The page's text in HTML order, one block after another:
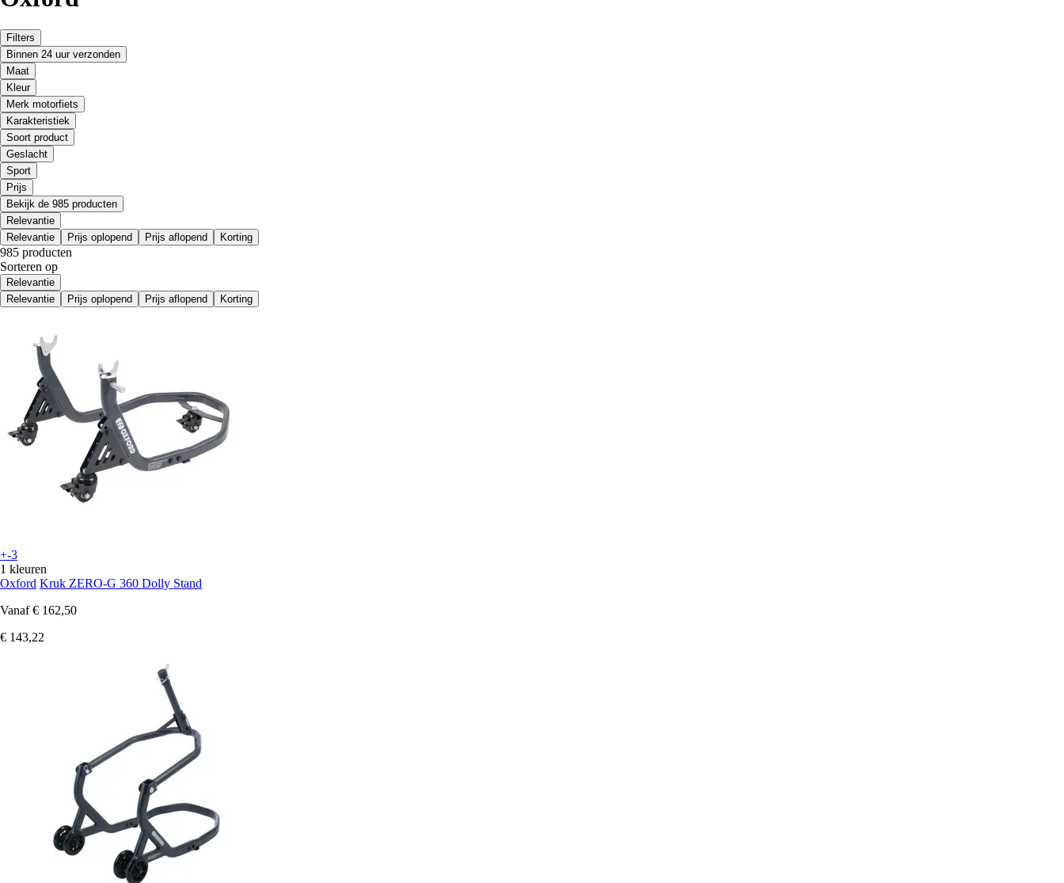
Filters
Binnen 24 uur verzonden
Maat
Kleur
Merk motorfiets
Karakteristiek
Soort product
Geslacht
Sport
Prijs
Bekijk de 985 producten
Relevantie
Relevantie
Prijs oplopend Prijs aflopend Korting
985 producten
Sorteren op
Relevantie
Relevantie
Prijs oplopend Prijs aflopend Korting
+-3
1 kleuren
Oxford Kruk ZERO-G 360 Dolly Stand
Vanaf € 162,50
€ 143,22